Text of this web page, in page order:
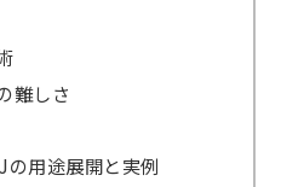
難しさ
の用途展開と実例